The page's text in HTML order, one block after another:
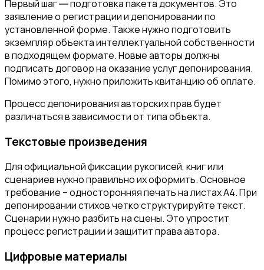
Первый шаг ― подготовка пакета документов. Это
заявление о регистрации и депонировании по
установленной форме. Также нужно подготовить
экземпляр объекта интеллектуальной собственности
в подходящем формате. Новые авторы должны
подписать договор на оказание услуг депонирования.
Помимо этого, нужно приложить квитанцию об оплате.
Процесс депонирования авторских прав будет
различаться в зависимости от типа объекта.
Текстовые произведения
Для официальной фиксации рукописей, книг или
сценариев нужно правильно их оформить. Основное
требование – односторонняя печать на листах А4. При
депонировании стихов четко структурируйте текст.
Сценарии нужно разбить на сцены. Это упростит
процесс регистрации и защитит права автора.
Цифровые материалы